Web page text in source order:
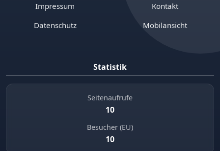
Impressum
Datenschutz
Kontakt
Mobilansicht
Statistik
Seitenaufrufe
10
Besucher (EU)
10